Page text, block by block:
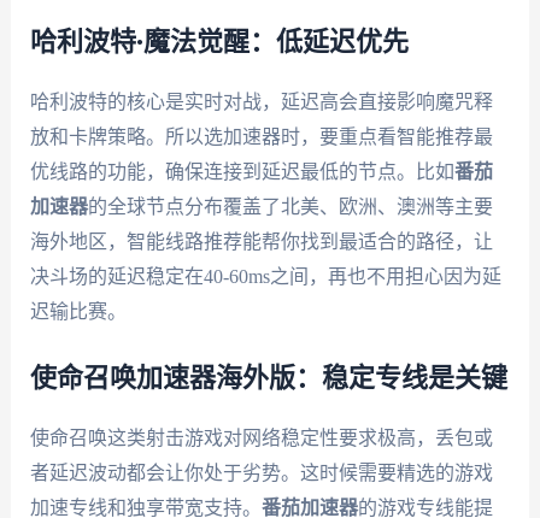
哈利波特·魔法觉醒：低延迟优先
哈利波特的核心是实时对战，延迟高会直接影响魔咒释
放和卡牌策略。所以选加速器时，要重点看智能推荐最
优线路的功能，确保连接到延迟最低的节点。比如番茄
加速器的全球节点分布覆盖了北美、欧洲、澳洲等主要
海外地区，智能线路推荐能帮你找到最适合的路径，让
决斗场的延迟稳定在40-60ms之间，再也不用担心因为延
迟输比赛。
使命召唤加速器海外版：稳定专线是关键
使命召唤这类射击游戏对网络稳定性要求极高，丢包或
者延迟波动都会让你处于劣势。这时候需要精选的游戏
加速专线和独享带宽支持。 番茄加速器的游戏专线能提